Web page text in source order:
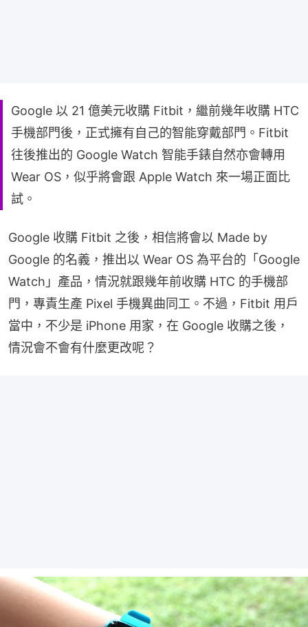
Google 以 21 億美元收購 Fitbit，繼前幾年收購 HTC
手機部門後，正式擁有自己的智能穿戴部門。Fitbit
往後推出的 Google Watch 智能手錶自然亦會轉用
Wear OS，似乎將會跟 Apple Watch 來一場正面比
試。
Google 收購 Fitbit 之後，相信將會以 Made by
Google 的名義，推出以 Wear OS 為平台的「Google
Watch」產品，情況就跟幾年前收購 HTC 的手機部
門，專責生產 Pixel 手機異曲同工。不過，Fitbit 用戶
當中，不少是 iPhone 用家，在 Google 收購之後，
情況會不會有什麼更改呢？